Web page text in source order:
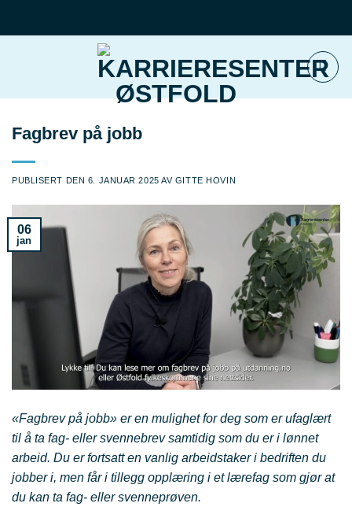
Fagbrev på jobb
PUBLISERT DEN 6. JANUAR 2025 AV GITTE HOVIN
06
jan
«Fagbrev på jobb» er en mulighet for deg som er ufaglært
til å ta fag- eller svennebrev samtidig som du er i lønnet
arbeid. Du er fortsatt en vanlig arbeidstaker i bedriften du
jobber i, men får i tillegg opplæring i et lærefag som gjør at
du kan ta fag- eller svenneprøven.